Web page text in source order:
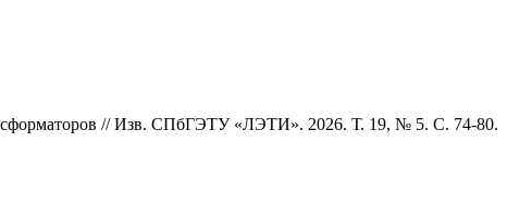
// Изв. СПбГЭТУ «ЛЭТИ». 2026. Т. 19, № 5. С. 74-80.